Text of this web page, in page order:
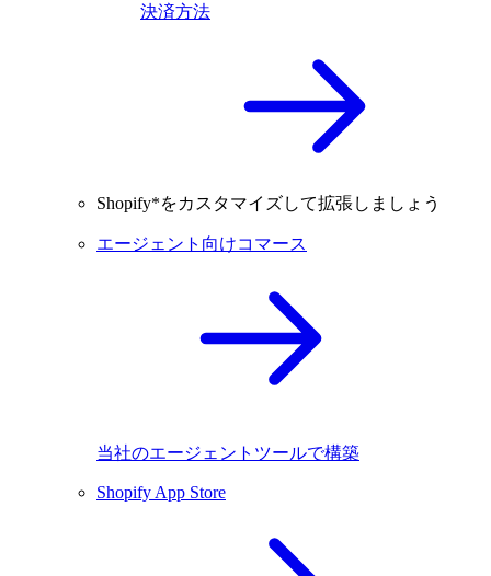
決済方法
Shopify*をカスタマイズして拡張しましょう
エージェント向けコマース
当社のエージェントツールで構築
Shopify App Store